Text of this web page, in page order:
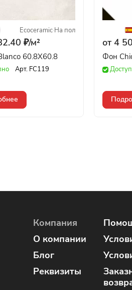
Ecoceramic·На пол
₽/м²
60.8X60.8
Арт. FC119
от 4
Фон
Компания
О компании
Блог
Реквизиты